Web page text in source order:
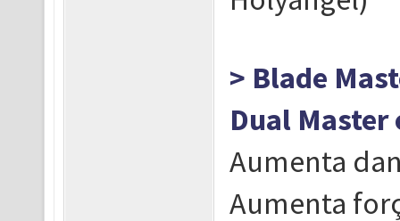
> Blade
Dual Master
Aumenta
Aumenta